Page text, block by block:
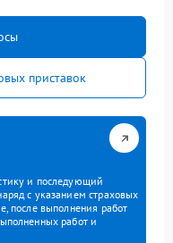
приставок
и последующий
с указанием страховых
после выполнения работ
работ и